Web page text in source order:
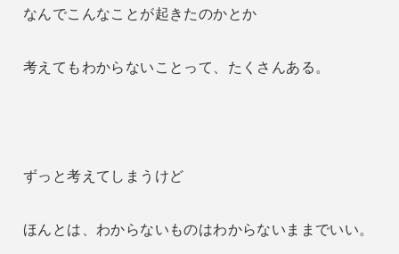
なんでこんなことが起きたのかとか
考えてもわからないことって、たくさんある。
ずっと考えてしまうけど
ほんとは、わからないものはわからないままでいい。